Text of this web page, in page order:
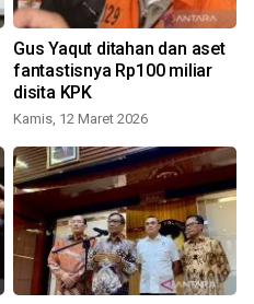
Gus Yaqut ditahan dan aset
fantastisnya Rp100 miliar
disita KPK
Kamis, 12 Maret 2026